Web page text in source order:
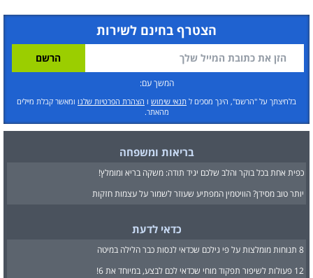
הצטרף בחינם לשירות
המשך עם:
בלחיצתך על "הרשם", הינך מסכים ל תנאי שימוש ו הצהרת הפרטיות שלנו ומאשר קבלת מיילים
מהאתר.
בריאות ומשפחה
כפית אחת בכל בוקר והלב שלכם יגיד תודה: משקה בריא ומומלץ!
יותר טוב מסידן? הוויטמין המפתיע שעוזר לשמור על עצמות חזקות
כדאי לדעת
8 תנוחות מומלצות על פי גילכם שכדאי לנסות כבר הלילה במיטה
12 פעולות לשיפור תפקוד מוחי שכדאי לכם לבצע, במיוחד את 6!